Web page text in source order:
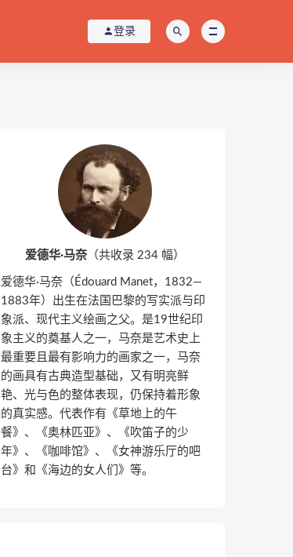
登录
爱德华·马奈（共收录 234 幅）
爱德华·马奈（Édouard Manet，1832—
1883年）出生在法国巴黎的写实派与印
象派、现代主义绘画之父。是19世纪印
象主义的奠基人之一，马奈是艺术史上
最重要且最有影响力的画家之一，马奈
的画具有古典造型基础，又有明亮鲜
艳、光与色的整体表现，仍保持着形象
的真实感。代表作有《草地上的午
餐》、《奥林匹亚》、《吹笛子的少
年》、《咖啡馆》、《女神游乐厅的吧
台》和《海边的女人们》等。